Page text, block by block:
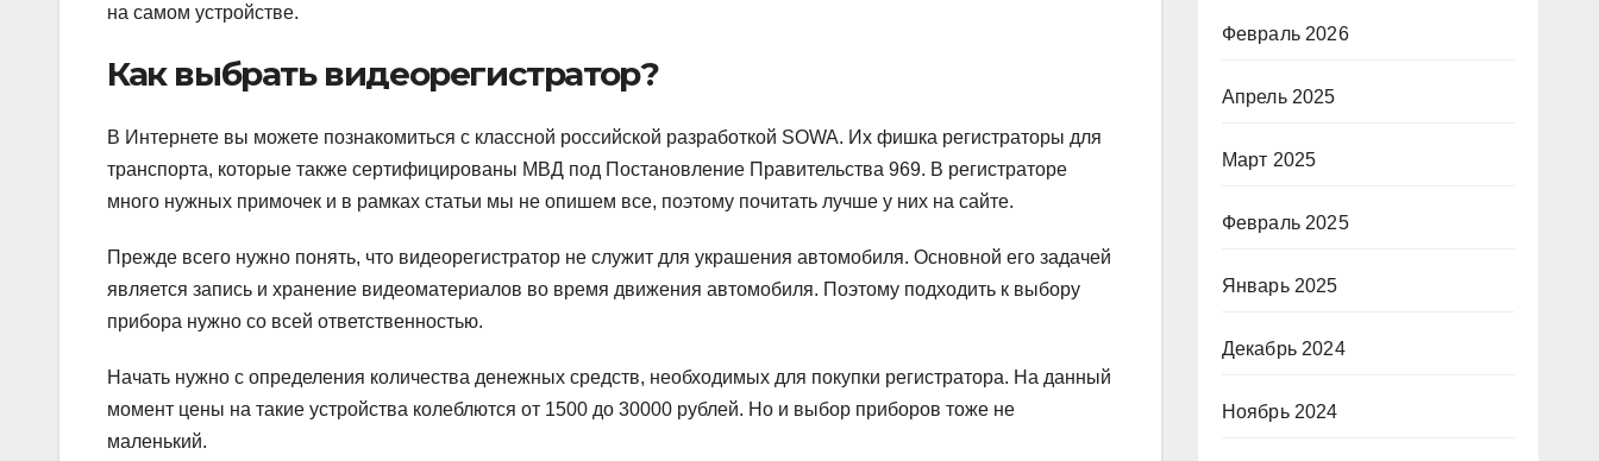
на самом устройстве.
Как выбрать видеорегистратор?
В Интернете вы можете познакомиться с классной российской разработкой SOWA. Их фишка регистраторы для
транспорта, которые также сертифицированы МВД под Постановление Правительства 969. В регистраторе
много нужных примочек и в рамках статьи мы не опишем все, поэтому почитать лучше у них на сайте.
Прежде всего нужно понять, что видеорегистратор не служит для украшения автомобиля. Основной его задачей
является запись и хранение видеоматериалов во время движения автомобиля. Поэтому подходить к выбору
прибора нужно со всей ответственностью.
Начать нужно с определения количества денежных средств, необходимых для покупки регистратора. На данный
момент цены на такие устройства колеблются от 1500 до 30000 рублей. Но и выбор приборов тоже не
маленький.
Февраль 2026
Апрель 2025
Март 2025
Февраль 2025
Январь 2025
Декабрь 2024
Ноябрь 2024